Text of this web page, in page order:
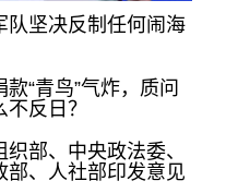
队坚决反制任何闹海
“青鸟”气炸，质问
反日？
部、中央政法委、
部、人社部印发意见